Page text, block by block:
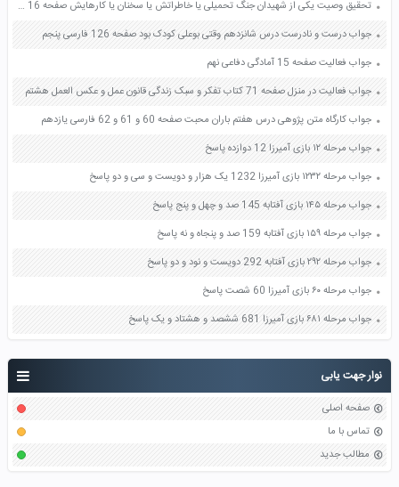
نوار جهت یابی
صفحه اصلی
تماس با ما
مطالب جدید
تحقیق وصیت یکی از شهیدان جنگ تحمیلی یا خاطراتش یا سخنان یا کارهایش صفحه 16 کتاب عربی پایه دوازدهم
جواب درست و نادرست درس شانزدهم وقتی بوعلی کودک بود صفحه 126 فارسی پنجم
جواب فعالیت صفحه 15 آمادگی دفاعی نهم
جواب فعالیت در منزل صفحه 71 کتاب تفکر و سبک زندگی قانون عمل و عکس العمل هشتم
جواب کارگاه متن پژوهی درس هفتم باران محبت صفحه 60 و 61 و 62 فارسی یازدهم
جواب مرحله ۱۲ بازی آمیرزا 12 دوازده پاسخ
جواب مرحله ۱۲۳۲ بازی آمیرزا 1232 یک هزار و دویست و سی و دو پاسخ
جواب مرحله ۱۴۵ بازی آفتابه 145 صد و چهل و پنج پاسخ
جواب مرحله ۱۵۹ بازی آفتابه 159 صد و پنجاه و نه پاسخ
جواب مرحله ۲۹۲ بازی آفتابه 292 دویست و نود و دو پاسخ
جواب مرحله ۶۰ بازی آمیرزا 60 شصت پاسخ
جواب مرحله ۶۸۱ بازی آمیرزا 681 ششصد و هشتاد و یک پاسخ